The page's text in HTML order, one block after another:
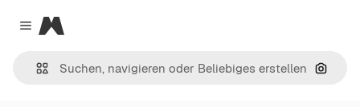
Close menu
Magnific
Nach